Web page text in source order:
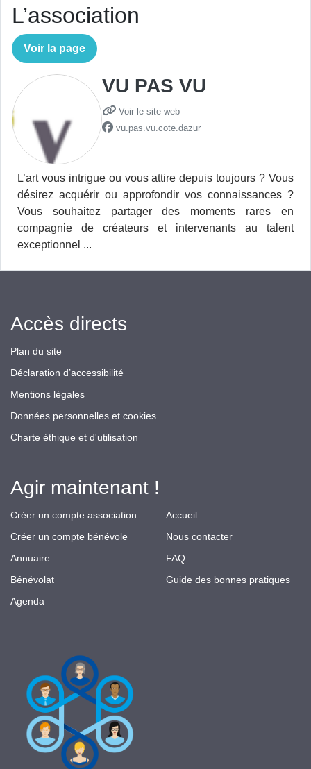
L’association
Voir la page
VU PAS VU
Voir le site web
vu.pas.vu.cote.dazur
L’art vous intrigue ou vous attire depuis toujours ? Vous
désirez acquérir ou approfondir vos connaissances ?
Vous souhaitez partager des moments rares en
compagnie de créateurs et intervenants au talent
exceptionnel ...
Accès directs
Plan du site
Déclaration d’accessibilité
Mentions légales
Données personnelles et cookies
Charte éthique et d'utilisation
Agir maintenant !
Créer un compte association
Créer un compte bénévole
Annuaire
Bénévolat
Agenda
Accueil
Nous contacter
FAQ
Guide des bonnes pratiques